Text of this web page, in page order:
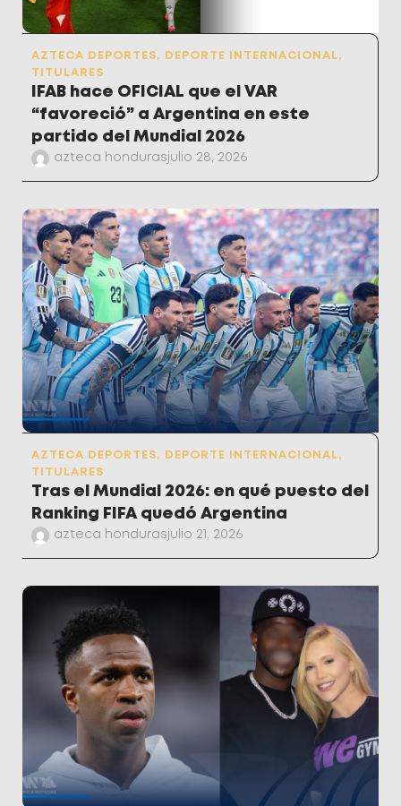
AZTECA DEPORTES, DEPORTE INTERNACIONAL,
TITULARES
IFAB hace OFICIAL que el VAR
“favoreció” a Argentina en este
partido del Mundial 2026
azteca honduras julio 28, 2026
AZTECA DEPORTES, DEPORTE INTERNACIONAL,
TITULARES
Tras el Mundial 2026: en qué puesto del
Ranking FIFA quedó Argentina
azteca honduras julio 21, 2026